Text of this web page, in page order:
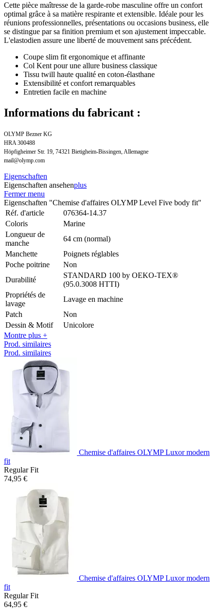
Cette pièce maîtresse de la garde-robe masculine offre un confort
optimal grâce à sa matière respirante et extensible. Idéale pour les
réunions professionnelles, présentations ou occasions business, elle
se distingue par sa finition premium et son ajustement impeccable.
L'elastodien assure une liberté de mouvement sans précédent.
Coupe slim fit ergonomique et affinante
Col Kent pour une allure business classique
Tissu twill haute qualité en coton-élasthane
Extensibilité et confort remarquables
Entretien facile en machine
Informations du fabricant :
OLYMP Bezner KG
HRA 300488
Höpfigheimer Str. 19, 74321 Bietigheim-Bissingen, Allemagne
mail@olymp.com
Eigenschaften
Eigenschaften ansehenplus
Fermer menu
Eigenschaften "Chemise d'affaires OLYMP Level Five body fit"
Réf. d'article
076364-14.37
Coloris
Marine
Longueur de
manche
64 cm (normal)
Manchette
Poignets réglables
Poche poitrine
Non
Durabilité
STANDARD 100 by OEKO-TEX®
(95.0.3008 HTTI)
Propriétés de
lavage
Lavage en machine
Patch
Non
Dessin & Motif
Unicolore
Montre plus +
Prod. similaires
Prod. similaires
Chemise d'affaires OLYMP Luxor modern
fit
Regular Fit
74,95 €
Chemise d'affaires OLYMP Luxor modern
fit
Regular Fit
64,95 €